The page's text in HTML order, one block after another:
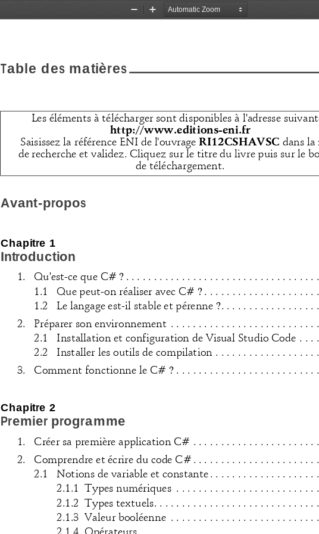
Zoom
Zoom
Table des matières
Avant-propos
Chapitre 1
Introduction
1.   Qu'est-ce que C# ?
. . . . . . . . . . . . . . . . . . . . . . . . . . . . . . . . . .
1.1   Que peut-on réaliser avec C# ?
. . . . . . . . . . . . . . . . . . . .
1.2   Le langage est-il stable et pérenne ? . . . . . . . . . . . . . . . . .
2.   Préparer son environnement  . . . . . . . . . . . . . . . . . . . . . . . . . .
2.1   Installation et configuration de Visual Studio Code  . . .
2.2   Installer les outils de compilation . . . . . . . . . . . . . . . . . .
3.   Comment fonctionne le C# ? . . . . . . . . . . . . . . . . . . . . . . . . .
Chapitre 2
Premier programme
1.   Créer sa première application C# . . . . . . . . . . . . . . . . . . . . . .
2.   Comprendre et écrire du code C# . . . . . . . . . . . . . . . . . . . . . .
2.1   Notions de variable et constante . . . . . . . . . . . . . . . . . . .
2.1.1  Types numériques  . . . . . . . . . . . . . . . . . . . . . . . . .
2.1.2  Types textuels. . . . . . . . . . . . . . . . . . . . . . . . . . . . .
2.1.3  Valeur booléenne  . . . . . . . . . . . . . . . . . . . . . . . . . .
2.1.4  Opérateurs  . . . . . . . . . . . . . . . . . . . . . . . . . . . . . . .
Les éléments à télécharger sont disponibles à l'adresse
http://www.editions-eni.fr
Saisissez la référence ENI de l'ouvrage RI12CSHAVSC dans la
de recherche et validez. Cliquez sur le titre du livre puis sur le
de téléchargement.